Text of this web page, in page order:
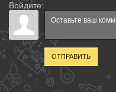
Войдите:
ОТПРАВИТЬ